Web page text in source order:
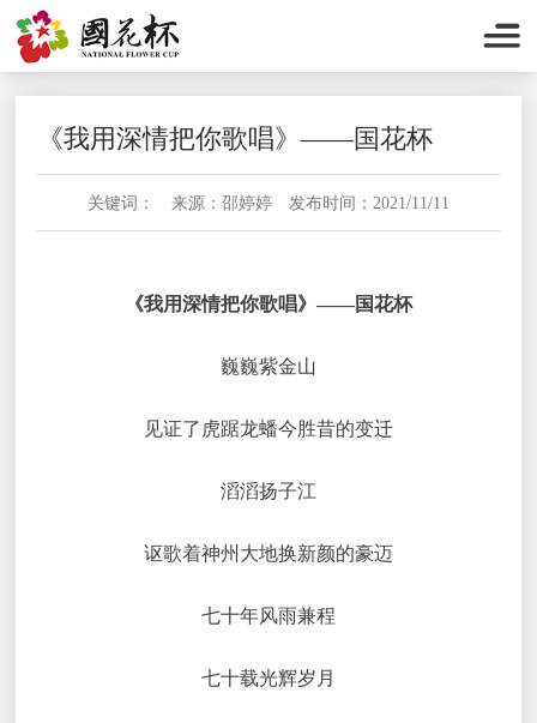
《我用深情把你歌唱》——国花杯
关键词： 来源：邵婷婷 发布时间：2021/11/11
《我用深情把你歌唱》——国花杯
巍巍紫金山
见证了虎踞龙蟠今胜昔的变迁
滔滔扬子江
讴歌着神州大地换新颜的豪迈
七十年风雨兼程
七十载光辉岁月